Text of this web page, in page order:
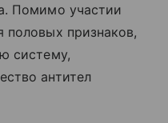
Помимо участии
половых признаков,
систему,
антител